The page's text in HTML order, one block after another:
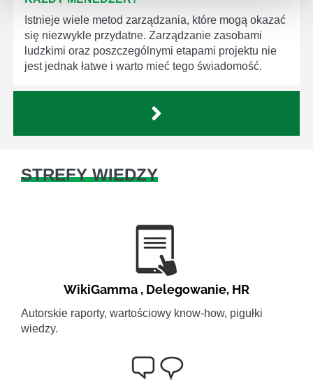
Istnieje wiele metod zarządzania, które mogą okazać
się niezwykle przydatne. Zarządzanie zasobami
ludzkimi oraz poszczególnymi etapami projektu nie
jest jednak łatwe i warto mieć tego świadomość.
STREFY WIEDZY
WikiGamma , Delegowanie, HR
Autorskie raporty, wartościowy know-how, pigułki
wiedzy.